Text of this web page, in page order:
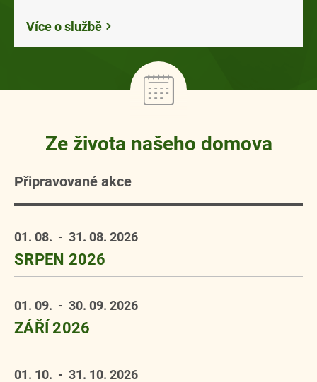
Více o službě
Ze života našeho domova
Připravované akce
01. 08. - 31. 08. 2026
SRPEN 2026
01. 09. - 30. 09. 2026
ZÁŘÍ 2026
01. 10. - 31. 10. 2026